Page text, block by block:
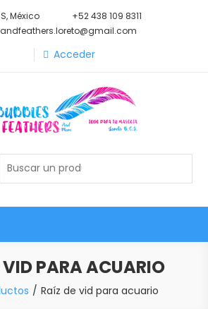
México
+52 438 109 8311
Acceder
Feathers And
More
VID PARA ACUARIO
Raíz de vid para acuario